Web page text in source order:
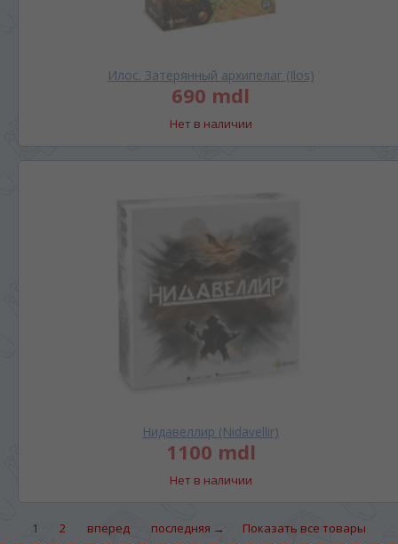
Илос. Затерянный архипелаг (Ilos)
690 mdl
Нет в наличии
Нидавеллир (Nidavellir)
1100 mdl
Нет в наличии
1 2 вперед последняя → Показать все товары